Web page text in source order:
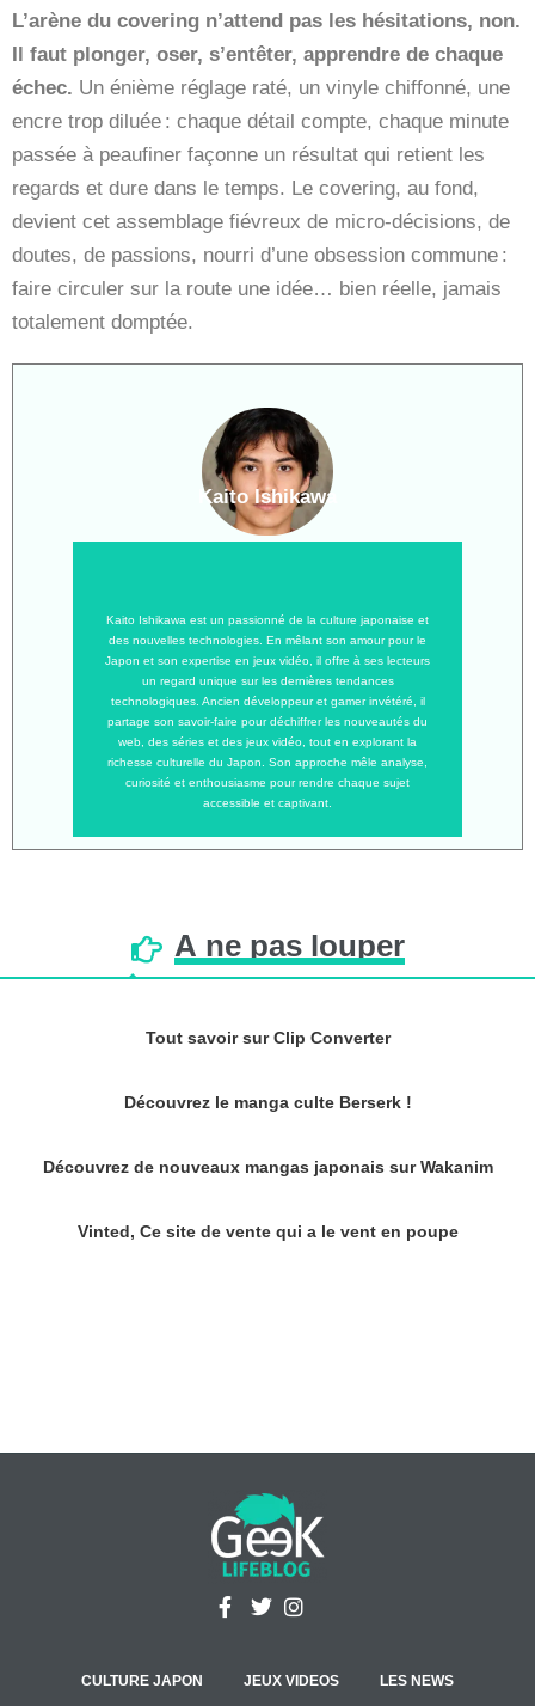
L’arène du covering n’attend pas les hésitations, non.
Il faut plonger, oser, s’entêter, apprendre de chaque
échec. Un énième réglage raté, un vinyle chiffonné, une
encre trop diluée : chaque détail compte, chaque minute
passée à peaufiner façonne un résultat qui retient les
regards et dure dans le temps. Le covering, au fond,
devient cet assemblage fiévreux de micro-décisions, de
doutes, de passions, nourri d’une obsession commune :
faire circuler sur la route une idée… bien réelle, jamais
totalement domptée.
Kaito Ishikawa est un passionné de la culture japonaise et
des nouvelles technologies. En mêlant son amour pour le
Japon et son expertise en jeux vidéo, il offre à ses lecteurs
un regard unique sur les dernières tendances
technologiques. Ancien développeur et gamer invétéré, il
partage son savoir-faire pour déchiffrer les nouveautés du
web, des séries et des jeux vidéo, tout en explorant la
richesse culturelle du Japon. Son approche mêle analyse,
curiosité et enthousiasme pour rendre chaque sujet
accessible et captivant.
Kaito Ishikawa
À ne pas louper
Tout savoir sur Clip Converter
Découvrez le manga culte Berserk !
Découvrez de nouveaux mangas japonais sur Wakanim
Vinted, Ce site de vente qui a le vent en poupe
CULTURE JAPON JEUX VIDEOS LES NEWS